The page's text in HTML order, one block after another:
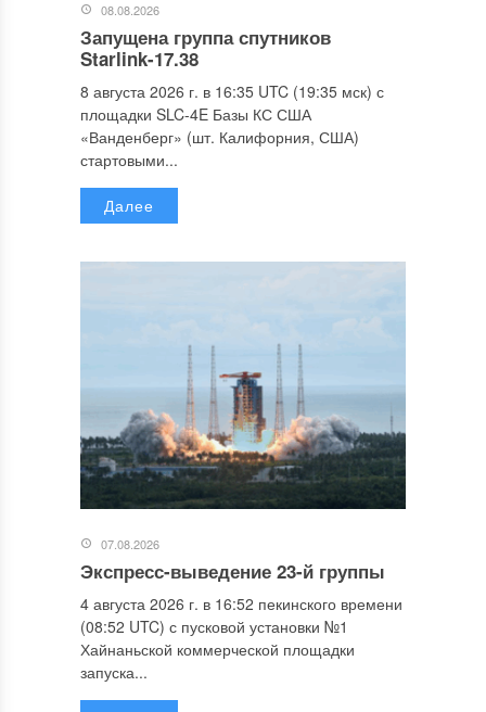
08.08.2026
Запущена группа спутников
Starlink-17.38
8 августа 2026 г. в 16:35 UTC (19:35 мск) с
площадки SLC-4E Базы КС США
«Ванденберг» (шт. Калифорния, США)
стартовыми...
Далее
07.08.2026
Экспресс-выведение 23-й группы
4 августа 2026 г. в 16:52 пекинского времени
(08:52 UTC) с пусковой установки №1
Хайнаньской коммерческой площадки
запуска...